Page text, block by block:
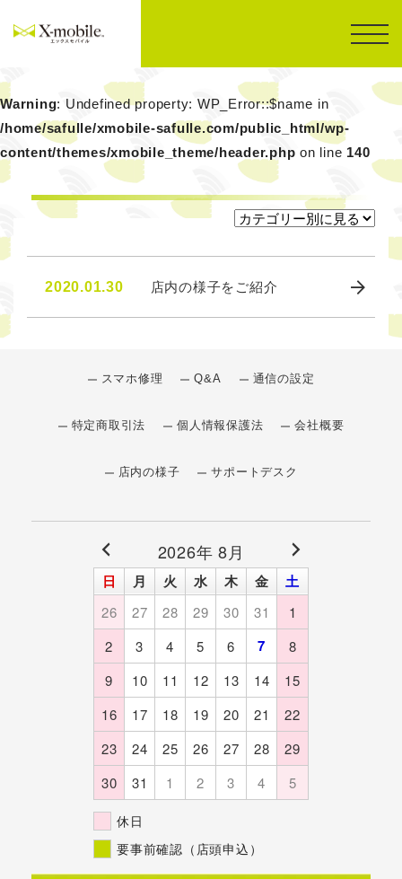
Warning: Undefined property: WP_Error::$name in
/home/safulle/xmobile-safulle.com/public_html/wp-
content/themes/xmobile_theme/header.php on line 140
2020.01.30 店内の様子をご紹介
スマホ修理 Q&A 通信の設定
特定商取引法 個人情報保護法 会社概要
店内の様子 サポートデスク
2026年 8月
日 月 火 水 木 金 土
26 27 28 29 30 31
1
2
3 4 5 6 7
8
9
10 11 12 13 14
15
16
17 18 19 20 21
22
23
24 25 26 27 28
29
30
31 1 2 3 4 5
休日
要事前確認（店頭申込）